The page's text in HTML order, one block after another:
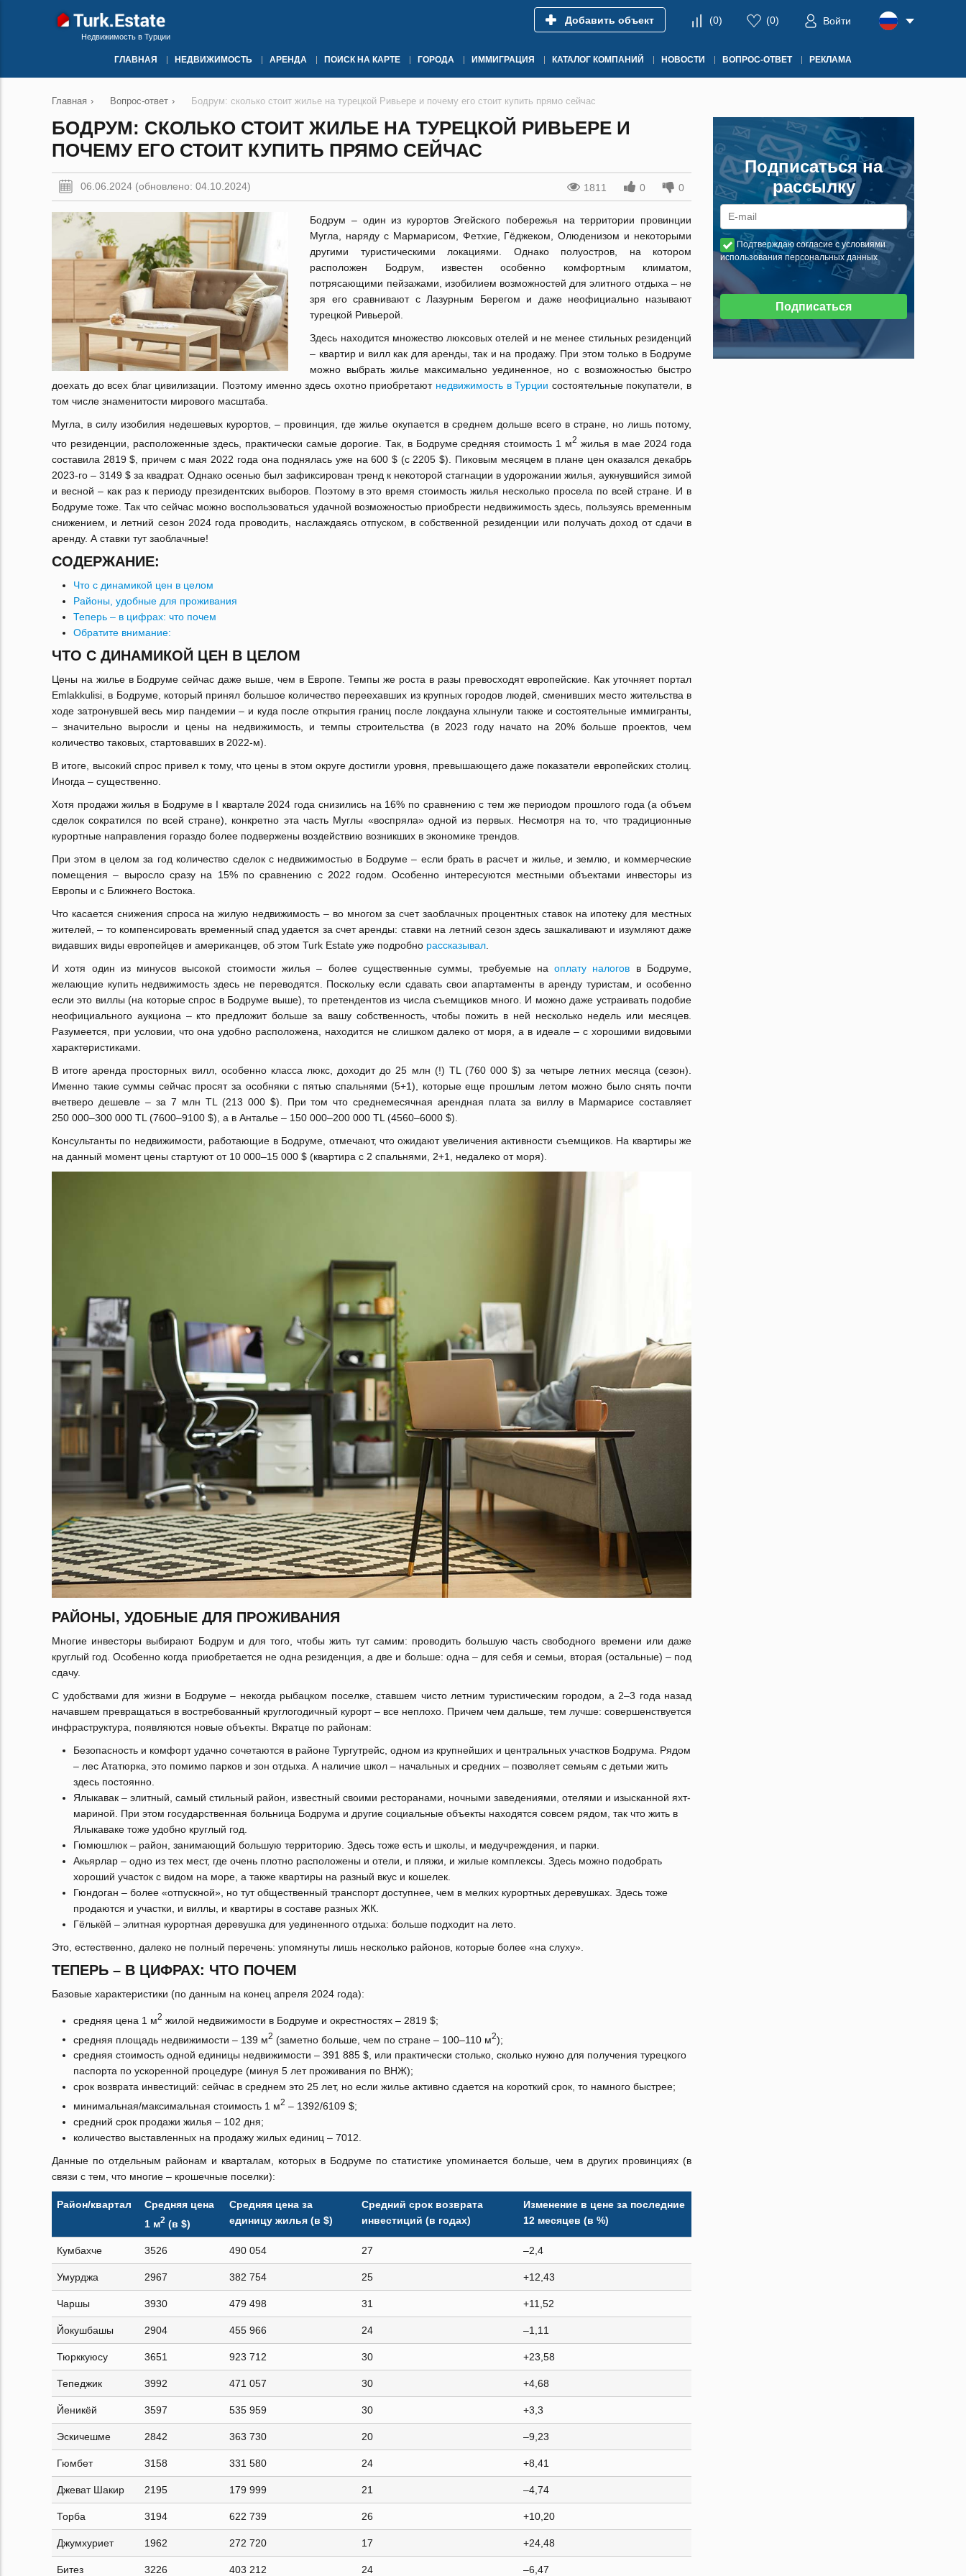
Недвижимость в Турции
Добавить объект (0) (0) Войти
ГЛАВНАЯ НЕДВИЖИМОСТЬ АРЕНДА ПОИСК НА КАРТЕ ГОРОДА ИММИГРАЦИЯ КАТАЛОГ КОМПАНИЙ НОВОСТИ ВОПРОС-ОТВЕТ РЕКЛАМА
Главная › Вопрос-ответ › Бодрум: сколько стоит жилье на турецкой Ривьере и почему его стоит купить прямо сейчас
БОДРУМ: СКОЛЬКО СТОИТ ЖИЛЬЕ НА ТУРЕЦКОЙ РИВЬЕРЕ И
ПОЧЕМУ ЕГО СТОИТ КУПИТЬ ПРЯМО СЕЙЧАС
06.06.2024 (обновлено: 04.10.2024) 1811 0 0
Бодрум – один из курортов Эгейского побережья на территории провинции
Мугла, наряду с Мармарисом, Фетхие, Гёджеком, Олюденизом и некоторыми
другими туристическими локациями. Однако полуостров, на котором
расположен Бодрум, известен особенно комфортным климатом,
потрясающими пейзажами, изобилием возможностей для элитного отдыха – не
зря его сравнивают с Лазурным Берегом и даже неофициально называют
турецкой Ривьерой.
Здесь находится множество люксовых отелей и не менее стильных резиденций
– квартир и вилл как для аренды, так и на продажу. При этом только в Бодруме
можно выбрать жилье максимально уединенное, но с возможностью быстро
доехать до всех благ цивилизации. Поэтому именно здесь охотно приобретают недвижимость в Турции состоятельные покупатели, в
том числе знаменитости мирового масштаба.
Мугла, в силу изобилия недешевых курортов, – провинция, где жилье окупается в среднем дольше всего в стране, но лишь потому,
что резиденции, расположенные здесь, практически самые дорогие. Так, в Бодруме средняя стоимость 1 м2 жилья в мае 2024 года
составила 2819 $, причем с мая 2022 года она поднялась уже на 600 $ (с 2205 $). Пиковым месяцем в плане цен оказался декабрь
2023-го – 3149 $ за квадрат. Однако осенью был зафиксирован тренд к некоторой стагнации в удорожании жилья, аукнувшийся зимой
и весной – как раз к периоду президентских выборов. Поэтому в это время стоимость жилья несколько просела по всей стране. И в
Бодруме тоже. Так что сейчас можно воспользоваться удачной возможностью приобрести недвижимость здесь, пользуясь временным
снижением, и летний сезон 2024 года проводить, наслаждаясь отпуском, в собственной резиденции или получать доход от сдачи в
аренду. А ставки тут заоблачные!
СОДЕРЖАНИЕ:
Что с динамикой цен в целом
Районы, удобные для проживания
Теперь – в цифрах: что почем
Обратите внимание:
ЧТО С ДИНАМИКОЙ ЦЕН В ЦЕЛОМ
Цены на жилье в Бодруме сейчас даже выше, чем в Европе. Темпы же роста в разы превосходят европейские. Как уточняет портал
Emlakkulisi, в Бодруме, который принял большое количество переехавших из крупных городов людей, сменивших место жительства в
ходе затронувшей весь мир пандемии – и куда после открытия границ после локдауна хлынули также и состоятельные иммигранты,
– значительно выросли и цены на недвижимость, и темпы строительства (в 2023 году начато на 20% больше проектов, чем
количество таковых, стартовавших в 2022-м).
В итоге, высокий спрос привел к тому, что цены в этом округе достигли уровня, превышающего даже показатели европейских столиц.
Иногда – существенно.
Хотя продажи жилья в Бодруме в I квартале 2024 года снизились на 16% по сравнению с тем же периодом прошлого года (а объем
сделок сократился по всей стране), конкретно эта часть Муглы «воспряла» одной из первых. Несмотря на то, что традиционные
курортные направления гораздо более подвержены воздействию возникших в экономике трендов.
При этом в целом за год количество сделок с недвижимостью в Бодруме – если брать в расчет и жилье, и землю, и коммерческие
помещения – выросло сразу на 15% по сравнению с 2022 годом. Особенно интересуются местными объектами инвесторы из
Европы и с Ближнего Востока.
Что касается снижения спроса на жилую недвижимость – во многом за счет заоблачных процентных ставок на ипотеку для местных
жителей, – то компенсировать временный спад удается за счет аренды: ставки на летний сезон здесь зашкаливают и изумляют даже
видавших виды европейцев и американцев, об этом Turk Estate уже подробно рассказывал
И хотя один из минусов высокой стоимости жилья – более существенные суммы, требуемые наоплату налогов в Бодруме,
желающие купить недвижимость здесь не переводятся. Поскольку если сдавать свои апартаменты в аренду туристам, и особенно
если это виллы (на которые спрос в Бодруме выше), то претендентов из числа съемщиков много. И можно даже устраивать подобие
неофициального аукциона – кто предложит больше за вашу собственность, чтобы пожить в ней несколько недель или месяцев.
Разумеется, при условии, что она удобно расположена, находится не слишком далеко от моря, а в идеале – с хорошими видовыми
характеристиками.
В итоге аренда просторных вилл, особенно класса люкс, доходит до 25 млн (!) TL (760 000 $) за четыре летних месяца (сезон).
Именно такие суммы сейчас просят за особняки с пятью спальнями (5+1), которые еще прошлым летом можно было снять почти
вчетверо дешевле – за 7 млн TL (213 000 $). При том что среднемесячная арендная плата за виллу в Мармарисе составляет
250 000–300 000 TL (7600–9100 $), а в Анталье – 150 000–200 000 TL (4560–6000 $).
Консультанты по недвижимости, работающие в Бодруме, отмечают, что ожидают увеличения активности съемщиков. На квартиры же
на данный момент цены стартуют от 10 000–15 000 $ (квартира с 2 спальнями, 2+1, недалеко от моря).
РАЙОНЫ, УДОБНЫЕ ДЛЯ ПРОЖИВАНИЯ
Многие инвесторы выбирают Бодрум и для того, чтобы жить тут самим: проводить большую часть свободного времени или даже
круглый год. Особенно когда приобретается не одна резиденция, а две и больше: одна – для себя и семьи, вторая (остальные) – под
сдачу.
С удобствами для жизни в Бодруме – некогда рыбацком поселке, ставшем чисто летним туристическим городом, а 2–3 года назад
начавшем превращаться в востребованный круглогодичный курорт – все неплохо. Причем чем дальше, тем лучше: совершенствуется
инфраструктура, появляются новые объекты. Вкратце по районам:
Безопасность и комфорт удачно сочетаются в районе Тургутрейс, одном из крупнейших и центральных участков Бодрума. Рядом
– лес Ататюрка, это помимо парков и зон отдыха. А наличие школ – начальных и средних – позволяет семьям с детьми жить
здесь постоянно.
Ялыкавак – элитный, самый стильный район, известный своими ресторанами, ночными заведениями, отелями и изысканной яхт-
мариной. При этом государственная больница Бодрума и другие социальные объекты находятся совсем рядом, так что жить в
Ялыкаваке тоже удобно круглый год.
Гюмюшлюк – район, занимающий большую территорию. Здесь тоже есть и школы, и медучреждения, и парки.
Акьярлар – одно из тех мест, где очень плотно расположены и отели, и пляжи, и жилые комплексы. Здесь можно подобрать
хороший участок с видом на море, а также квартиры на разный вкус и кошелек.
Гюндоган – более «отпускной», но тут общественный транспорт доступнее, чем в мелких курортных деревушках. Здесь тоже
продаются и участки, и виллы, и квартиры в составе разных ЖК.
Гёлькёй – элитная курортная деревушка для уединенного отдыха: больше подходит на лето.
Это, естественно, далеко не полный перечень: упомянуты лишь несколько районов, которые более «на слуху».
ТЕПЕРЬ – В ЦИФРАХ: ЧТО ПОЧЕМ
Базовые характеристики (по данным на конец апреля 2024 года):
средняя цена 1 м2 жилой недвижимости в Бодруме и окрестностях – 2819 $;
средняя площадь недвижимости – 139 м2 (заметно больше, чем по стране – 100–110 м2);
средняя стоимость одной единицы недвижимости – 391 885 $, или практически столько, сколько нужно для получения турецкого
паспорта по ускоренной процедуре (минуя 5 лет проживания по ВНЖ);
срок возврата инвестиций: сейчас в среднем это 25 лет, но если жилье активно сдается на короткий срок, то намного быстрее;
минимальная/максимальная стоимость 1 м2 – 1392/6109 $;
средний срок продажи жилья – 102 дня;
количество выставленных на продажу жилых единиц – 7012.
Данные по отдельным районам и кварталам, которых в Бодруме по статистике упоминается больше, чем в других провинциях (в
связи с тем, что многие – крошечные поселки):
Район/квартал
Средняя цена
1 м2 (в $)
Средняя цена за
единицу жилья (в $)
Средний срок возврата
инвестиций (в годах)
Изменение в цене за последние
12 месяцев (в %)
Кумбахче 3526 490 054 27 –2,4
Умурджа 2967 382 754 25 +12,43
Чаршы 3930 479 498 31 +11,52
Йокушбашы 2904 455 966 24 –1,11
Тюрккуюсу 3651 923 712 30 +23,58
Тепеджик 3992 471 057 30 +4,68
Йеникёй 3597 535 959 30 +3,3
Эскичешме 2842 363 730 20 –9,23
Гюмбет 3158 331 580 24 +8,41
Джеват Шакир 2195 179 999 21 –4,74
Торба 3194 622 739 26 +10,20
Джумхуриет 1962 272 720 17 +24,48
Битез 3226 403 212 24 –6,47
Подписаться на
рассылку
Подтверждаю согласие с условиями
использования персональных данных
Подписаться